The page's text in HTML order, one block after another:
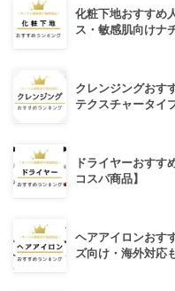
化粧下地おすすめ
ス・敏感肌向けナ
クレンジングおす
テクスチャータイ
ドライヤーおすす
コスパ商品】
ヘアアイロンおす
ズ向け・海外対応